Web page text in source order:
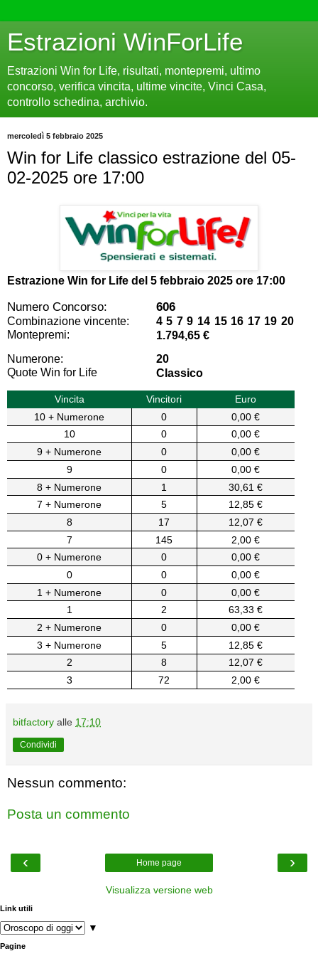
Estrazioni WinForLife
Estrazioni Win for Life, risultati, montepremi, ultimo
concorso, verifica vincita, ultime vincite, Vinci Casa,
controllo schedina, archivio.
mercoledì 5 febbraio 2025
Win for Life classico estrazione del 05-
02-2025 ore 17:00
Estrazione Win for Life del 5 febbraio 2025 ore 17:00
Numero Concorso: 606
Combinazione vincente:
4 5 7 9 14 15 16 17 19 20
Montepremi:
1.794,65 €
Numerone:
20
Quote Win for Life
Classico
Vincita Vincitori
Euro
10 + Numerone
0
0,00 €
10
0
0,00 €
9 + Numerone
0
0,00 €
9
0
0,00 €
8 + Numerone
1
30,61 €
7 + Numerone
5
12,85 €
8
17
12,07 €
7
145
2,00 €
0 + Numerone
0
0,00 €
0
0
0,00 €
1 + Numerone
0
0,00 €
1
2
63,33 €
2 + Numerone
0
0,00 €
3 + Numerone
5
12,85 €
2
8
12,07 €
3
72 2,00 €
bitfactory alle 17:10
Condividi
Nessun commento:
Posta un commento
‹ ›
Home page
Visualizza versione web
Link utili
▼
Pagine